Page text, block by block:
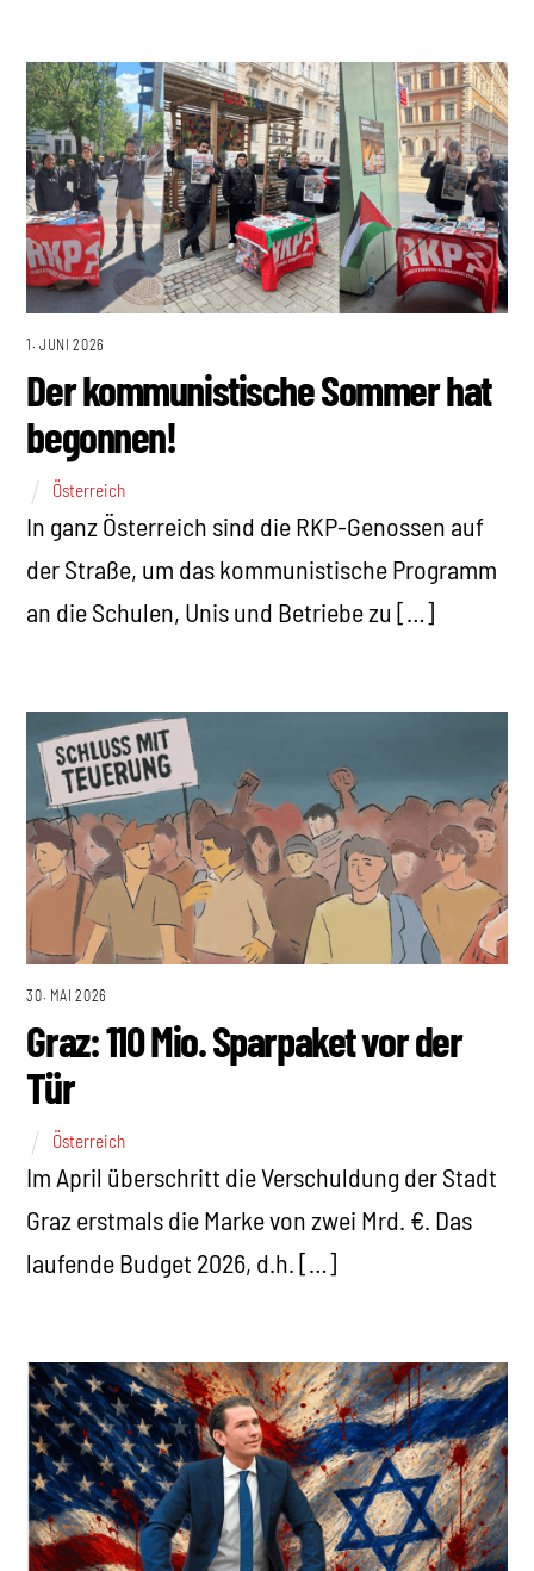
1. JUNI 2026
Der kommunistische Sommer hat
begonnen!
Österreich
In ganz Österreich sind die RKP-Genossen auf
der Straße, um das kommunistische Programm
an die Schulen, Unis und Betriebe zu […]
30. MAI 2026
Graz: 110 Mio. Sparpaket vor der
Tür
Österreich
Im April überschritt die Verschuldung der Stadt
Graz erstmals die Marke von zwei Mrd. €. Das
laufende Budget 2026, d.h. […]